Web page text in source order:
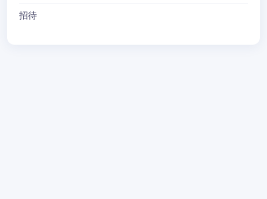
招待